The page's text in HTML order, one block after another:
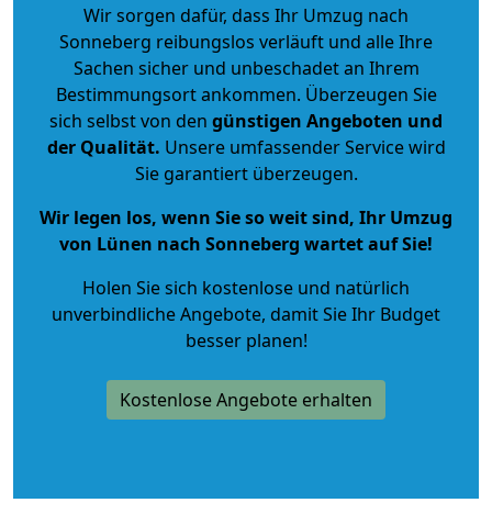
Wir sorgen dafür, dass Ihr Umzug nach
Sonneberg reibungslos verläuft und alle Ihre
Sachen sicher und unbeschadet an Ihrem
Bestimmungsort ankommen. Überzeugen Sie
sich selbst von den günstigen Angeboten und
der Qualität. Unsere umfassender Service wird
Sie garantiert überzeugen.
Wir legen los, wenn Sie so weit sind, Ihr Umzug
von Lünen nach Sonneberg wartet auf Sie!
Holen Sie sich kostenlose und natürlich
unverbindliche Angebote, damit Sie Ihr Budget
besser planen!
Kostenlose Angebote erhalten